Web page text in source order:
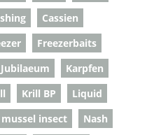
Cassien
Freezerbaits
Jubilaeum
Karpfen
Krill BP
Liquid
mussel insect
Nash